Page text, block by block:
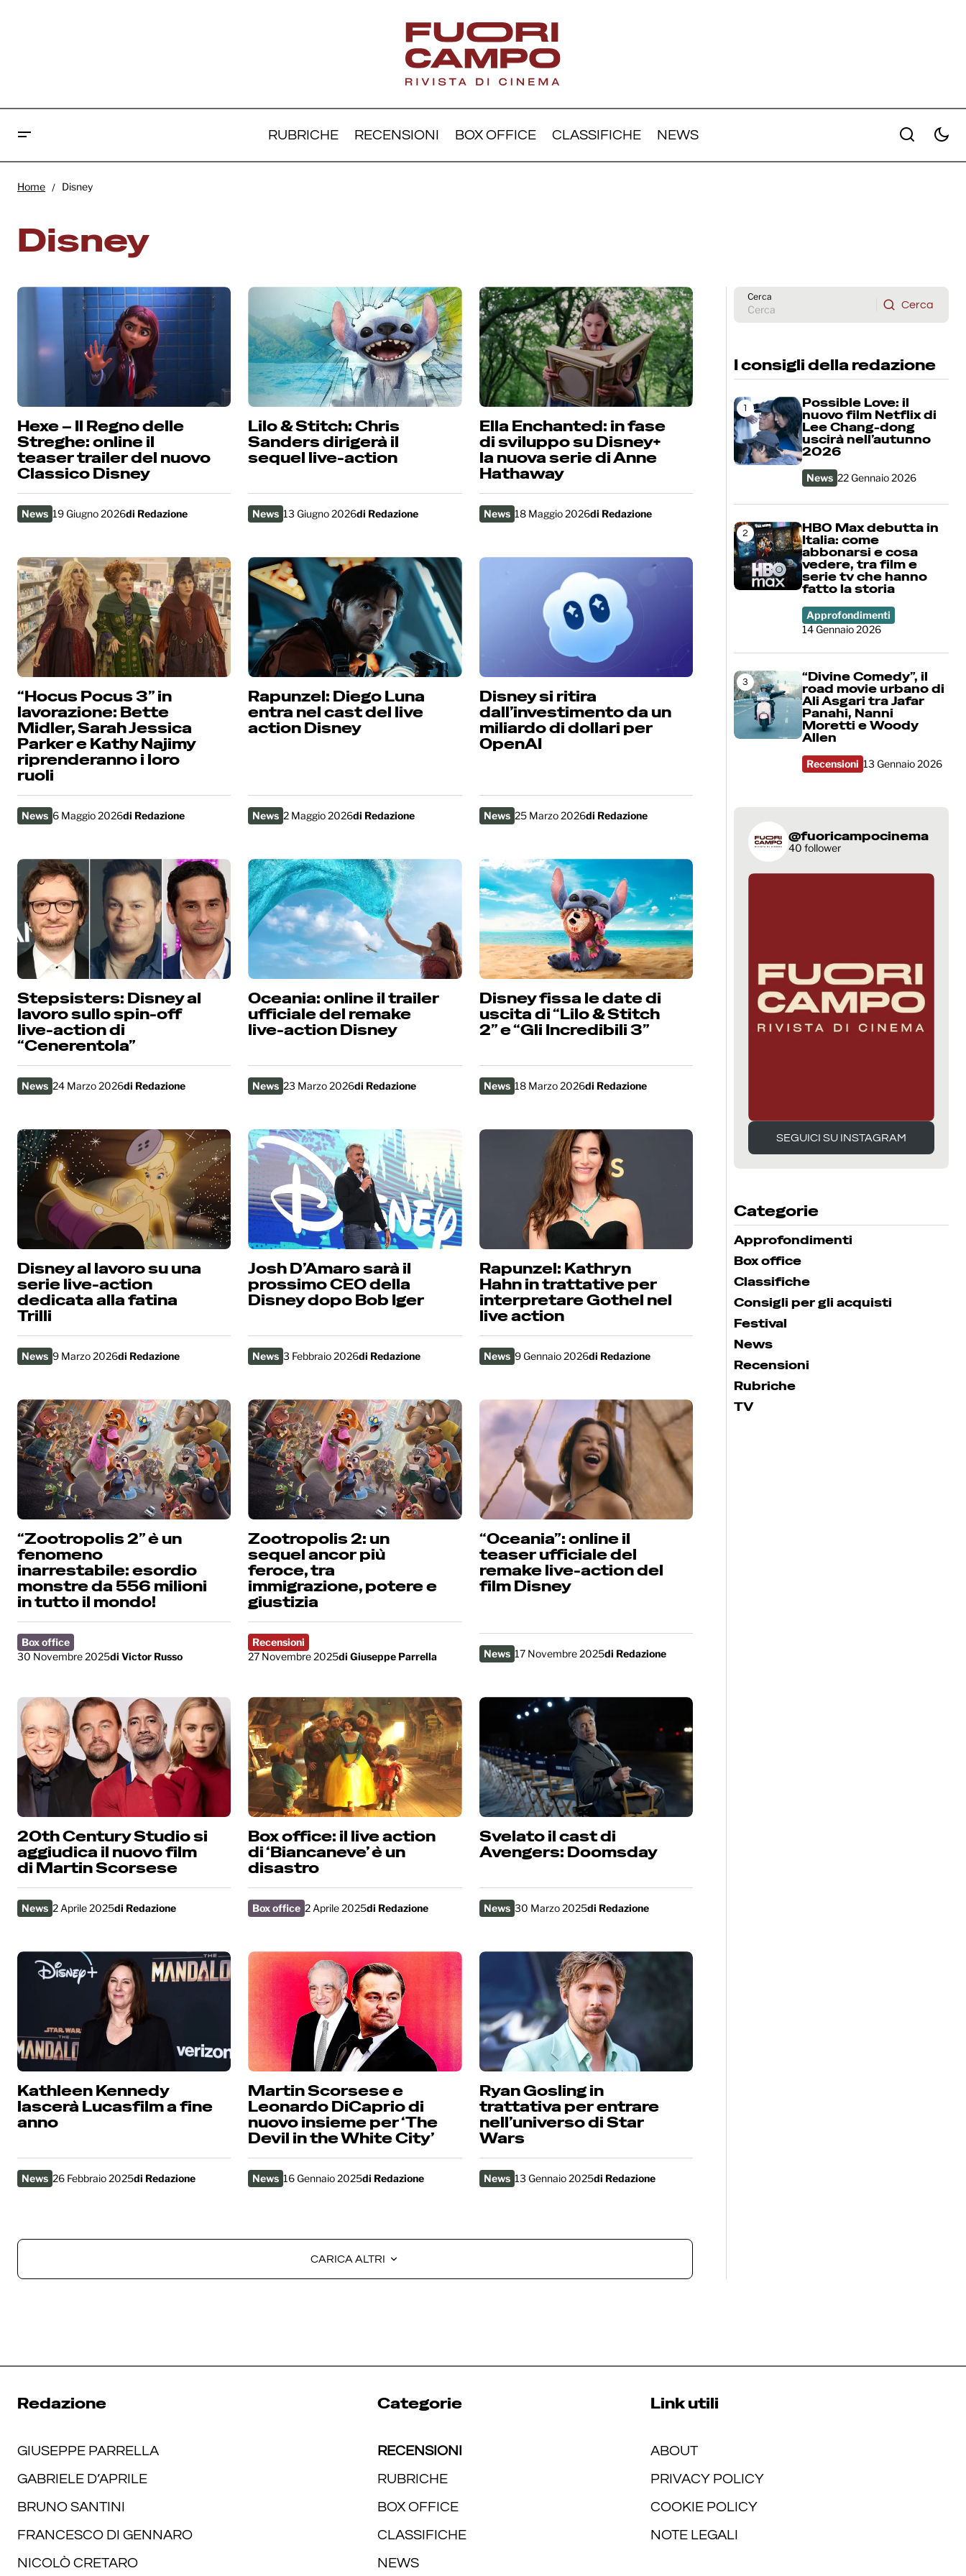
RUBRICHE RECENSIONI BOX OFFICE CLASSIFICHE NEWS
Home Disney
Disney
Hexe – Il Regno delle
Streghe: online il
teaser trailer del nuovo
Classico Disney
News 19 Giugno 2026di Redazione
Lilo & Stitch: Chris
Sanders dirigerà il
sequel live-action
News 13 Giugno 2026di Redazione
Ella Enchanted: in fase
di sviluppo su Disney+
la nuova serie di Anne
Hathaway
News 18 Maggio 2026di Redazione
“Hocus Pocus 3” in
lavorazione: Bette
Midler, Sarah Jessica
Parker e Kathy Najimy
riprenderanno i loro
ruoli
News 6 Maggio 2026di Redazione
Rapunzel: Diego Luna
entra nel cast del live
action Disney
News 2 Maggio 2026di Redazione
Disney si ritira
dall’investimento da un
miliardo di dollari per
OpenAI
News 25 Marzo 2026di Redazione
Stepsisters: Disney al
lavoro sullo spin-off
live-action di
“Cenerentola”
News 24 Marzo 2026di Redazione
Oceania: online il trailer
ufficiale del remake
live-action Disney
News 23 Marzo 2026di Redazione
Disney fissa le date di
uscita di “Lilo & Stitch
2” e “Gli Incredibili 3”
News 18 Marzo 2026di Redazione
Disney al lavoro su una
serie live-action
dedicata alla fatina
Trilli
News 9 Marzo 2026di Redazione
Josh D’Amaro sarà il
prossimo CEO della
Disney dopo Bob Iger
News 3 Febbraio 2026di Redazione
Rapunzel: Kathryn
Hahn in trattative per
interpretare Gothel nel
live action
News 9 Gennaio 2026di Redazione
“Zootropolis 2” è un
fenomeno
inarrestabile: esordio
monstre da 556 milioni
in tutto il mondo!
Box office
30 Novembre 2025di Victor Russo
Zootropolis 2: un
sequel ancor più
feroce, tra
immigrazione, potere e
giustizia
Recensioni
27 Novembre 2025di Giuseppe Parrella
“Oceania”: online il
teaser ufficiale del
remake live-action del
film Disney
News 17 Novembre 2025di Redazione
20th Century Studio si
aggiudica il nuovo film
di Martin Scorsese
News 2 Aprile 2025di Redazione
Box office: il live action
di ‘Biancaneve’ è un
disastro
Box office 2 Aprile 2025di Redazione
Svelato il cast di
Avengers: Doomsday
News 30 Marzo 2025di Redazione
Kathleen Kennedy
lascerà Lucasfilm a fine
anno
News 26 Febbraio 2025di Redazione
Martin Scorsese e
Leonardo DiCaprio di
nuovo insieme per ‘The
Devil in the White City’
News 16 Gennaio 2025di Redazione
Ryan Gosling in
trattativa per entrare
nell’universo di Star
Wars
News 13 Gennaio 2025di Redazione
CARICA ALTRI
CARICA ALTRI
Cerca
Cerca
I consigli della redazione
1
Possible Love: il
nuovo film Netflix di
Lee Chang-dong
uscirà nell’autunno
2026
News 22 Gennaio 2026
2
HBO Max debutta in
Italia: come
abbonarsi e cosa
vedere, tra film e
serie tv che hanno
fatto la storia
Approfondimenti
14 Gennaio 2026
3
“Divine Comedy”, il
road movie urbano di
Ali Asgari tra Jafar
Panahi, Nanni
Moretti e Woody
Allen
Recensioni 13 Gennaio 2026
@fuoricampocinema
40 follower
SEGUICI SU INSTAGRAM
SEGUICI SU INSTAGRAM
Categorie
Approfondimenti
Box office
Classifiche
Consigli per gli acquisti
Festival
News
Recensioni
Rubriche
TV
Redazione
GIUSEPPE PARRELLA
GABRIELE D’APRILE
BRUNO SANTINI
FRANCESCO DI GENNARO
NICOLÒ CRETARO
Categorie
RECENSIONI
RUBRICHE
BOX OFFICE
CLASSIFICHE
NEWS
Link utili
ABOUT
PRIVACY POLICY
COOKIE POLICY
NOTE LEGALI